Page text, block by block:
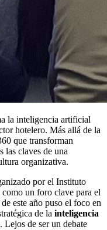
la inteligencia artificial
hotelero. Más allá de la
que transforman
las claves de una
organizativa.
por el Instituto
un foro clave para el
este año puso el foco en
de la inteligencia
. Lejos de ser un debate